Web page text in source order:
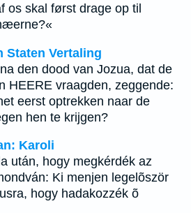
os skal først drage op til
Staten Vertaling
den dood van Jozua, dat de
HEERE vraagden, zeggende:
eerst optrekken naar de
hen te krijgen?
Karoli
után, hogy megkérdék az
Ki menjen legelõször
hogy hadakozzék õ